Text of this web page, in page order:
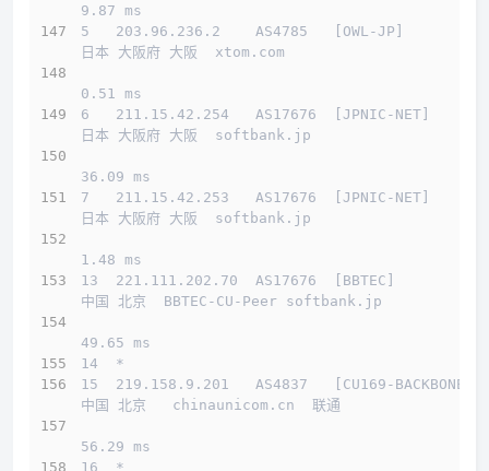
9.87 ms
5   203.96.236.2    AS4785   [OWL-JP]
日本 大阪府 大阪  xtom.com
0.51 ms
6   211.15.42.254   AS17676  [JPNIC-NET]
日本 大阪府 大阪  softbank.jp
36.09 ms
7   211.15.42.253   AS17676  [JPNIC-NET]
日本 大阪府 大阪  softbank.jp
1.48 ms
13  221.111.202.70  AS17676  [BBTEC]
中国 北京  BBTEC-CU-Peer softbank.jp
49.65 ms
14  *
15  219.158.9.201   AS4837   [CU169-BACKBONE]
中国 北京   chinaunicom.cn  联通
56.29 ms
16  *